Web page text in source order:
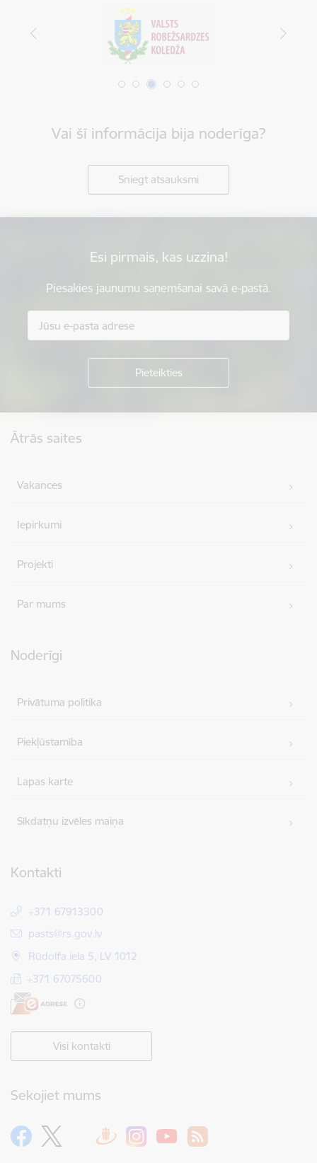
Vai šī informācija bija noderīga?
Sniegt atsauksmi
Esi pirmais, kas uzzina!
Piesakies jaunumu saņemšanai savā e-pastā.
Ātrās saites
Vakances
Iepirkumi
Projekti
Par mums
Noderīgi
Privātuma politika
Piekļūstamība
Lapas karte
Sīkdatņu izvēles maiņa
Kontakti
+371 67913300
E-pasts:
pasts@rs.gov.lv
Rūdolfa iela 5, LV 1012
+371 67075600
Visi kontakti
Sekojiet mums